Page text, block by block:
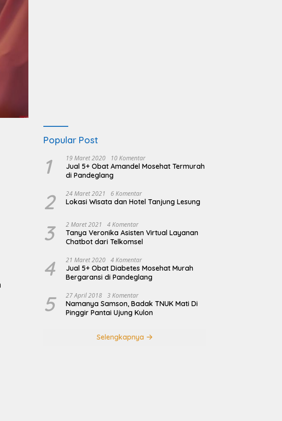
Popular Post
1 19 Maret 2020 10 Komentar
Jual 5+ Obat Amandel Mosehat Termurah
di Pandeglang
2 24 Maret 2021 6 Komentar
Lokasi Wisata dan Hotel Tanjung Lesung
3 2 Maret 2021 4 Komentar
Tanya Veronika Asisten Virtual Layanan
Chatbot dari Telkomsel
4 21 Maret 2020 4 Komentar
Jual 5+ Obat Diabetes Mosehat Murah
Bergaransi di Pandeglang
5 27 April 2018 3 Komentar
Namanya Samson, Badak TNUK Mati Di
Pinggir Pantai Ujung Kulon
Selengkapnya